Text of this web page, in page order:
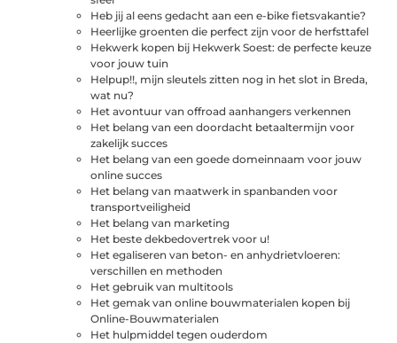
Heb jij al eens gedacht aan een e-bike fietsvakantie?
Heerlijke groenten die perfect zijn voor de herfsttafel
Hekwerk kopen bij Hekwerk Soest: de perfecte keuze
voor jouw tuin
Helpup!!, mijn sleutels zitten nog in het slot in Breda,
wat nu?
Het avontuur van offroad aanhangers verkennen
Het belang van een doordacht betaaltermijn voor
zakelijk succes
Het belang van een goede domeinnaam voor jouw
online succes
Het belang van maatwerk in spanbanden voor
transportveiligheid
Het belang van marketing
Het beste dekbedovertrek voor u!
Het egaliseren van beton- en anhydrietvloeren:
verschillen en methoden
Het gebruik van multitools
Het gemak van online bouwmaterialen kopen bij
Online-Bouwmaterialen
Het hulpmiddel tegen ouderdom